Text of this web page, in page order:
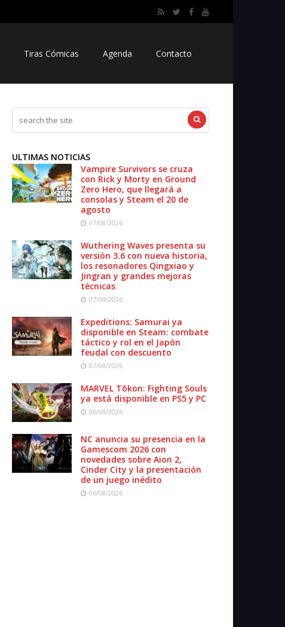
Tiras Cómicas Agenda Contacto
ULTIMAS NOTICIAS
Vampire Survivors se cruza
con Rick y Morty en Ground
Zero Hero, que llegará a
consolas y Steam el 20 de
agosto
07/08/2026
Wuthering Waves presenta su
versión 3.6 con nueva historia,
los resonadores Qingxiao y
Jingran y grandes mejoras
técnicas
07/08/2026
Expeditions: Samurai ya
disponible en Steam: combate
táctico y rol en el Japón
feudal con descuento
07/08/2026
MARVEL Tōkon: Fighting Souls
ya está disponible en PS5 y PC
06/08/2026
NC anuncia su presencia en la
Gamescom 2026 con
novedades sobre Aion 2,
Cinder City y la presentación
de un juego inédito
06/08/2026